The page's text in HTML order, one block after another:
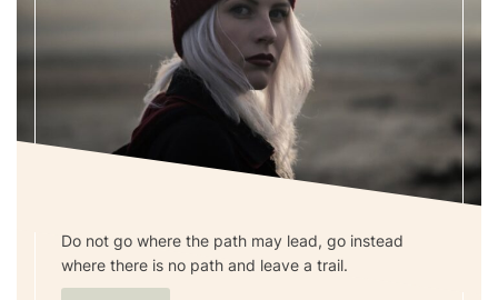
Do not go where the path may lead, go instead
where there is no path and leave a trail.